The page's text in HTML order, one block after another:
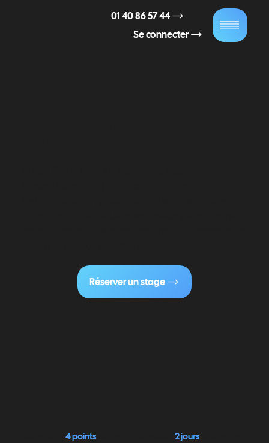
01 40 86 57 44
Se connecter
Réserver un stage
Récupérez4 points sur votre permis en2 jours